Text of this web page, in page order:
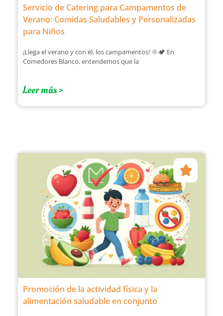
Servicio de Catering para Campamentos de
Verano: Comidas Saludables y Personalizadas
para Niños
¡Llega el verano y con él, los campamentos! 🌞🏕️ En
Comedores Blanco, entendemos que la
Leer más >
Promoción de la actividad física y la
alimentación saludable en conjunto